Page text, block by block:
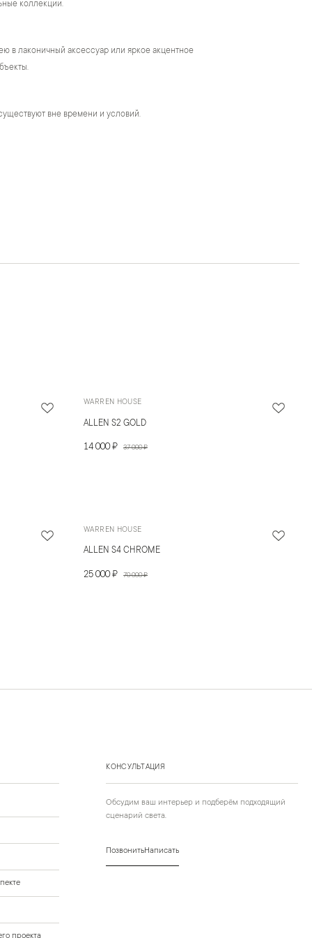
коллекции.
в лаконичный аксессуар или яркое акцентное
вне времени и условий.
WARREN HOUSE
ALLEN S2 GOLD
14 000 ₽ 37 000 ₽
WARREN HOUSE
ALLEN S4 CHROME
25 000 ₽ 70 000 ₽
КОНСУЛЬТАЦИЯ
Обсудим ваш интерьер и подберём подходящий
сценарий света.
ПозвонитьНаписать
проекта